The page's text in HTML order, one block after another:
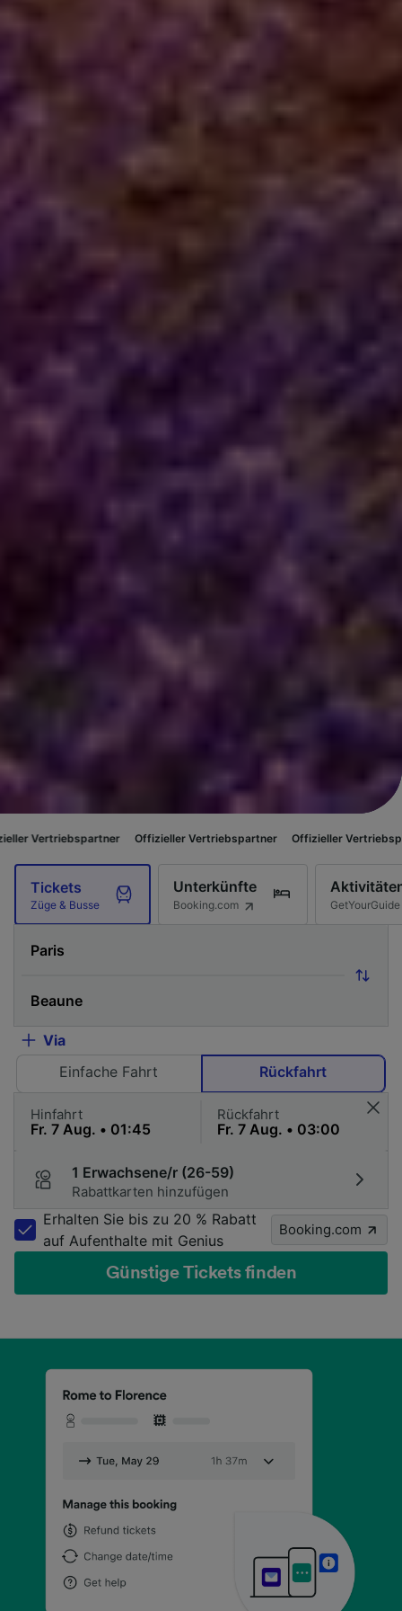
Offizieller Vertriebspartner Offizieller Vertriebspartner
Tickets
Züge & Busse
Unterkünfte
Booking.com GetYourGuide
Via
Einfache Fahrt
Rückfahrt
Hinfahrt Rückfahrt
1 Erwachsene/r (26-59)
Rabattkarten hinzufügen
Erhalten Sie bis zu 20 % Rabatt
auf Aufenthalte mit Genius
Booking.com
Günstige Tickets finden